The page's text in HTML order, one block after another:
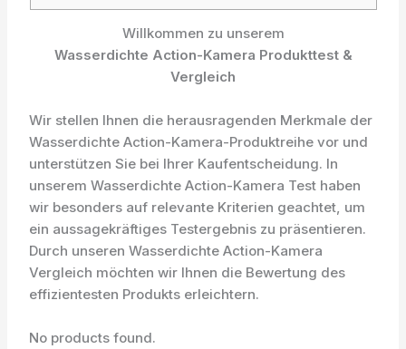
Willkommen zu unserem
Wasserdichte Action-Kamera Produkttest &
Vergleich
Wir stellen Ihnen die herausragenden Merkmale der
Wasserdichte Action-Kamera-Produktreihe vor und
unterstützen Sie bei Ihrer Kaufentscheidung. In
unserem Wasserdichte Action-Kamera Test haben
wir besonders auf relevante Kriterien geachtet, um
ein aussagekräftiges Testergebnis zu präsentieren.
Durch unseren Wasserdichte Action-Kamera
Vergleich möchten wir Ihnen die Bewertung des
effizientesten Produkts erleichtern.
No products found.